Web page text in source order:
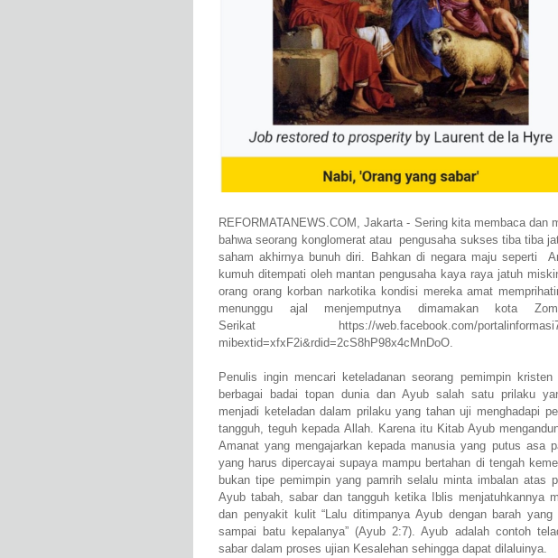
REFORMATANEWS.COM, Jakarta - Sering kita membaca dan
bahwa seorang konglomerat atau pengusaha sukses tiba tiba
saham akhirnya bunuh diri. Bahkan di negara maju seperti
kumuh ditempati oleh mantan pengusaha kaya raya jatuh
orang orang korban narkotika kondisi mereka amat
menunggu ajal menjemputnya dimamakan kota
Serikat https://web.facebook.com/portalinformasi7/
mibextid=xfxF2i&rdid=2cS8hP98x4cMnDoO.
Penulis ingin mencari keteladanan seorang pemimpin
berbagai badai topan dunia dan Ayub salah satu prilaku
menjadi keteladan dalam prilaku yang tahan uji menghadapi
tangguh, teguh kepada Allah. Karena itu Kitab Ayub
Amanat yang mengajarkan kepada manusia yang putus asa
yang harus dipercayai supaya mampu bertahan di tengah
bukan tipe pemimpin yang pamrih selalu minta imbalan atas
Ayub tabah, sabar dan tangguh ketika Iblis menjatuhkannya
dan penyakit kulit “Lalu ditimpanya Ayub dengan barah
sampai batu kepalanya” (Ayub 2:7). Ayub adalah contoh
sabar dalam proses ujian Kesalehan sehingga dapat dilaluinya.